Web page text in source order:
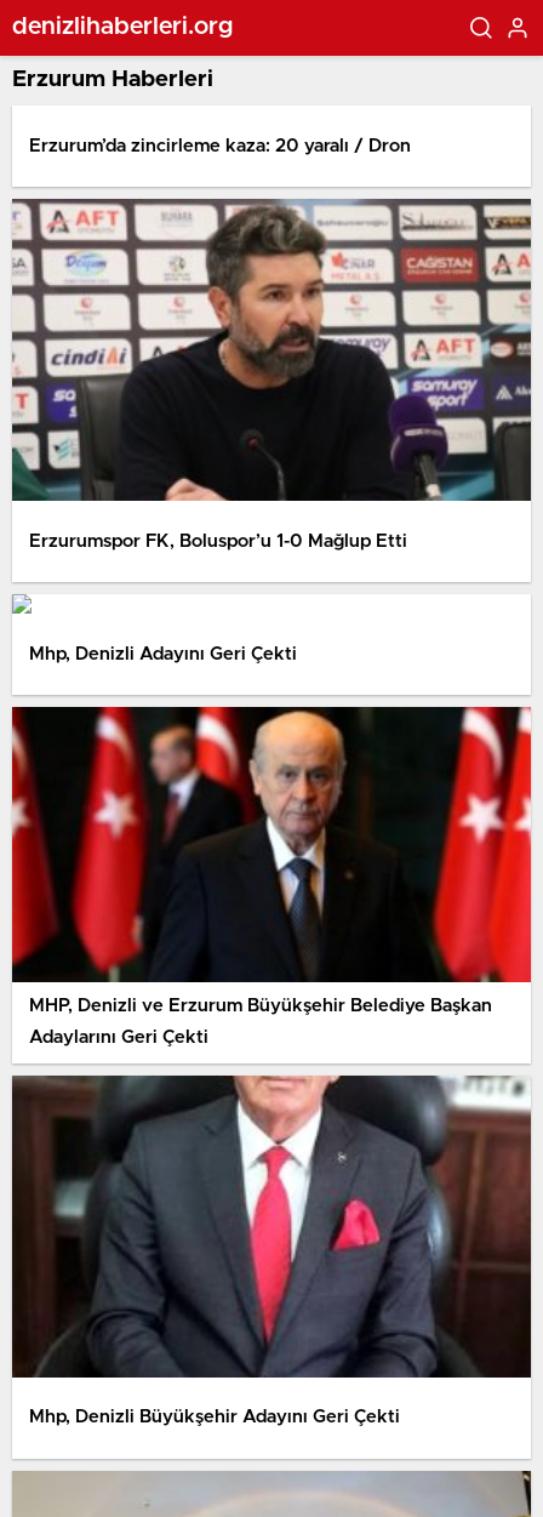
denizlihaberleri.org
Erzurum Haberleri
Erzurum’da zincirleme kaza: 20 yaralı / Dron
Erzurumspor FK, Boluspor’u 1-0 Mağlup Etti
Mhp, Denizli Adayını Geri Çekti
MHP, Denizli ve Erzurum Büyükşehir Belediye Başkan
Adaylarını Geri Çekti
Mhp, Denizli Büyükşehir Adayını Geri Çekti